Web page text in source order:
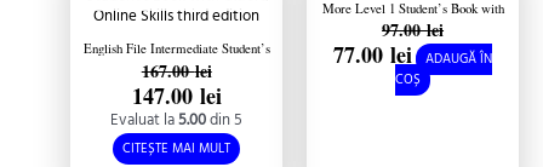
English File Intermediate Student’s
Book with Oxford Online Skills third
edition
167.00lei
147.00 lei
Evaluat la5.00din 5
CITEȘTE MAI MULT
More Level 1 Student’s Book with
Cyber Homework and Online
Resources
97.00lei
77.00 lei
ADAUGĂ ÎN
COȘ